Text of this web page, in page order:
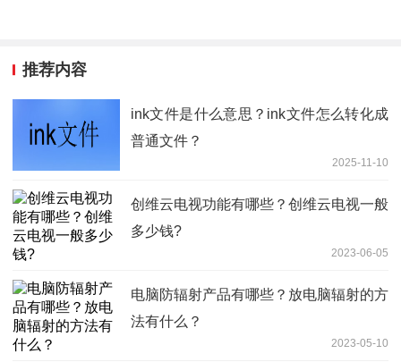
推荐内容
ink文件是什么意思？ink文件怎么转化成
普通文件？
2025-11-10
创维云电视功能有哪些？创维云电视一般
多少钱?
2023-06-05
电脑防辐射产品有哪些？放电脑辐射的方
法有什么？
2023-05-10